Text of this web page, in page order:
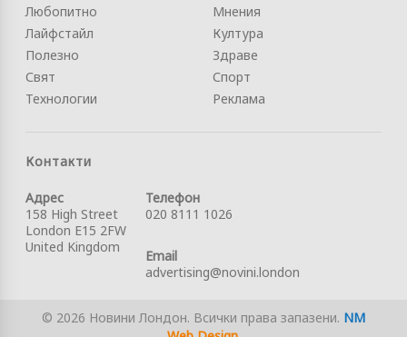
Любопитно
Лайфстайл
Полезно
Свят
Технологии
Мнения
Култура
Здраве
Спорт
Реклама
Контакти
Адрес
158 High Street
London E15 2FW
United Kingdom
Телефон
020 8111 1026
Email
advertising@novini.london
© 2026 Новини Лондон. Всички права запазени. NM